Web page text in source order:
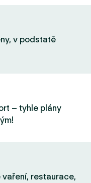
v podstatě
– tyhle plány
vaření, restaurace,